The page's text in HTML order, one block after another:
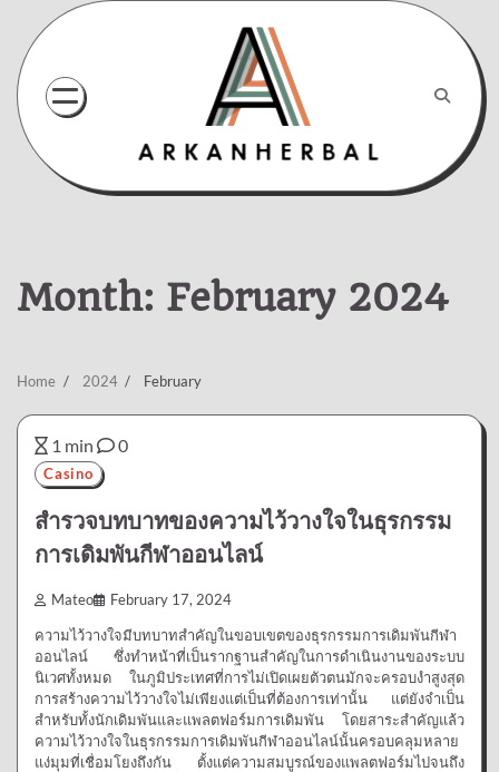
content
Month: February 2024
Home 2024 February
1 min 0
Casino
สำรวจบทบาทของความไว้วางใจในธุรกรรม
การเดิมพันกีฬาออนไลน์
Mateo February 17, 2024
ความไว้วางใจมีบทบาทสำคัญในขอบเขตของธุรกรรมการเดิมพันกีฬา
ออนไลน์ ซึ่งทำหน้าที่เป็นรากฐานสำคัญในการดำเนินงานของระบบ
นิเวศทั้งหมด ในภูมิประเทศที่การไม่เปิดเผยตัวตนมักจะครอบงำสูงสุด
การสร้างความไว้วางใจไม่เพียงแต่เป็นที่ต้องการเท่านั้น แต่ยังจำเป็น
สำหรับทั้งนักเดิมพันและแพลตฟอร์มการเดิมพัน โดยสาระสำคัญแล้ว
ความไว้วางใจในธุรกรรมการเดิมพันกีฬาออนไลน์นั้นครอบคลุมหลาย
แง่มุมที่เชื่อมโยงถึงกัน ตั้งแต่ความสมบูรณ์ของแพลตฟอร์มไปจนถึง